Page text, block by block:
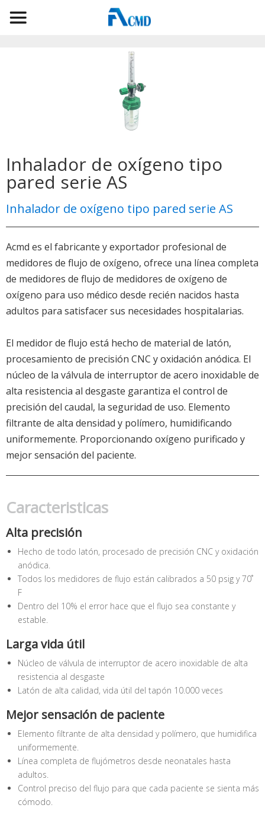
Inhalador de oxígeno tipo
pared serie AS
Inhalador de oxígeno tipo pared serie AS
Acmd es el fabricante y exportador profesional de
medidores de flujo de oxígeno, ofrece una línea completa
de medidores de flujo de medidores de oxígeno de
oxígeno para uso médico desde recién nacidos hasta
adultos para satisfacer sus necesidades hospitalarias.
El medidor de flujo está hecho de material de latón,
procesamiento de precisión CNC y oxidación anódica. El
núcleo de la válvula de interruptor de acero inoxidable de
alta resistencia al desgaste garantiza el control de
precisión del caudal, la seguridad de uso. Elemento
filtrante de alta densidad y polímero, humidificando
uniformemente. Proporcionando oxígeno purificado y
mejor sensación del paciente.
Caracteristicas
Alta precisión
Hecho de todo latón, procesado de precisión CNC y oxidación
anódica.
Todos los medidores de flujo están calibrados a 50 psig y 70˚
F
Dentro del 10% el error hace que el flujo sea constante y
estable.
Larga vida útil
Núcleo de válvula de interruptor de acero inoxidable de alta
resistencia al desgaste
Latón de alta calidad, vida útil del tapón 10.000 veces
Mejor sensación de paciente
Elemento filtrante de alta densidad y polímero, que humidifica
uniformemente.
Línea completa de flujómetros desde neonatales hasta
adultos.
Control preciso del flujo para que cada paciente se sienta más
cómodo.